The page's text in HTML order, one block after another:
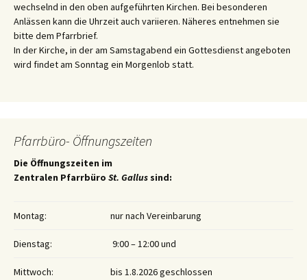
wechselnd in den oben aufgeführten Kirchen. Bei besonderen
Anlässen kann die Uhrzeit auch variieren. Näheres entnehmen sie
bitte dem Pfarrbrief.
In der Kirche, in der am Samstagabend ein Gottesdienst angeboten
wird findet am Sonntag ein Morgenlob statt.
Pfarrbüro- Öffnungszeiten
Die Öffnungszeiten im
Zentralen Pfarrbüro St. Gallus sind:
Montag: nur nach Vereinbarung
Dienstag: 9:00 – 12:00 und
Mittwoch: bis 1.8.2026 geschlossen